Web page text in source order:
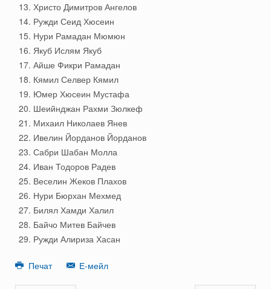
Христо Димитров Ангелов
Ружди Сеид Хюсеин
Нури Рамадан Мюмюн
Якуб Ислям Якуб
Айше Фикри Рамадан
Кямил Селвер Кямил
Юмер Хюсеин Мустафа
Шеийнджан Рахми Зюлкеф
Михаил Николаев Янев
Ивелин Йорданов Йорданов
Сабри Шабан Молла
Иван Тодоров Радев
Веселин Жеков Плахов
Нури Бюрхан Мехмед
Билял Хамди Халил
Байчо Митев Байчев
Ружди Алириза Хасан
Печат Е-мейл